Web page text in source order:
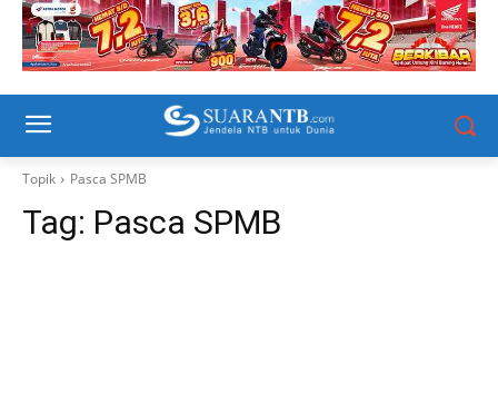
Topik Pasca SPMB
Tag: Pasca SPMB